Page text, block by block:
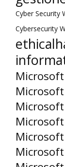
Cyber Security
Cybersecurity